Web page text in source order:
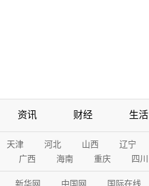
资讯 财经 生活
天津 河北 山西 辽宁
广西 海南 重庆 四川
新华网 中国网 国际在线